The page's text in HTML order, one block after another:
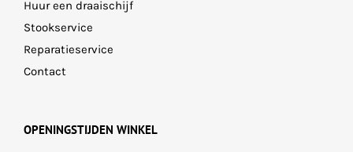
Huur een draaischijf
Stookservice
Reparatieservice
Contact
OPENINGSTIJDEN WINKEL